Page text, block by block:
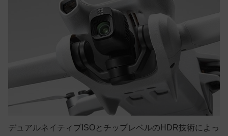
デュアルネイティブISOとチップレベルのHDR技術によっ